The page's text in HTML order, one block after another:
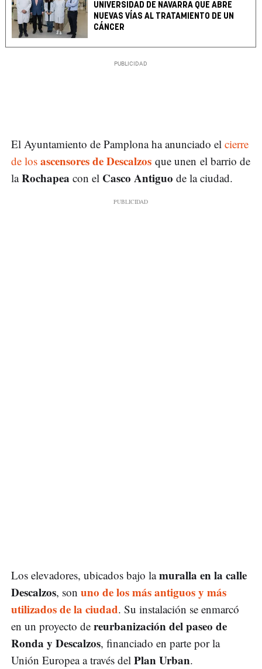
UNIVERSIDAD DE NAVARRA QUE ABRE
NUEVAS VÍAS AL TRATAMIENTO DE UN
CÁNCER
El Ayuntamiento de Pamplona ha anunciado el cierre
de los ascensores de Descalzos que unen el barrio de
laRochapea con el Casco Antiguo de la ciudad.
Los elevadores, ubicados bajo lamuralla en la calle
Descalzos, son uno de los más antiguos y más
utilizados de la ciudad. Su instalación se enmarcó
en un proyecto de reurbanización del paseo de
Ronda y Descalzos, financiado en parte por la
Unión Europea a través del Plan Urban.